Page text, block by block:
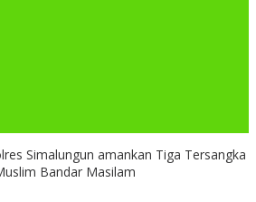
Simalungun amankan Tiga Tersangka
Bandar Masilam